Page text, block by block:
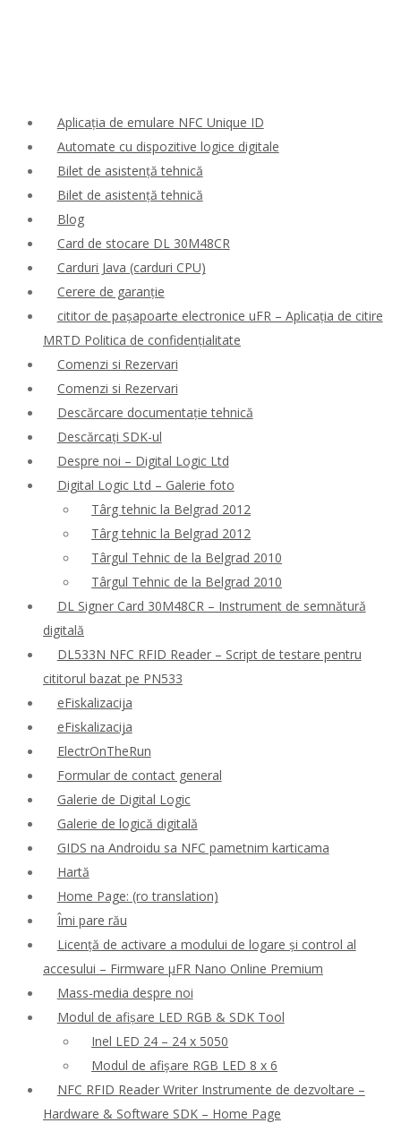
Aplicația de emulare NFC Unique ID
Automate cu dispozitive logice digitale
Bilet de asistență tehnică
Bilet de asistență tehnică
Blog
Card de stocare DL 30M48CR
Carduri Java (carduri CPU)
Cerere de garanție
cititor de pașapoarte electronice uFR – Aplicația de citire
MRTD Politica de confidențialitate
Comenzi si Rezervari
Comenzi si Rezervari
Descărcare documentație tehnică
Descărcați SDK-ul
Despre noi – Digital Logic Ltd
Digital Logic Ltd – Galerie foto
Târg tehnic la Belgrad 2012
Târg tehnic la Belgrad 2012
Târgul Tehnic de la Belgrad 2010
Târgul Tehnic de la Belgrad 2010
DL Signer Card 30M48CR – Instrument de semnătură
digitală
DL533N NFC RFID Reader – Script de testare pentru
cititorul bazat pe PN533
eFiskalizacija
eFiskalizacija
ElectrOnTheRun
Formular de contact general
Galerie de Digital Logic
Galerie de logică digitală
GIDS na Androidu sa NFC pametnim karticama
Hartă
Home Page: (ro translation)
Îmi pare rău
Licență de activare a modului de logare și control al
accesului – Firmware μFR Nano Online Premium
Mass-media despre noi
Modul de afișare LED RGB & SDK Tool
Inel LED 24 – 24 x 5050
Modul de afișare RGB LED 8 x 6
NFC RFID Reader Writer Instrumente de dezvoltare –
Hardware & Software SDK – Home Page